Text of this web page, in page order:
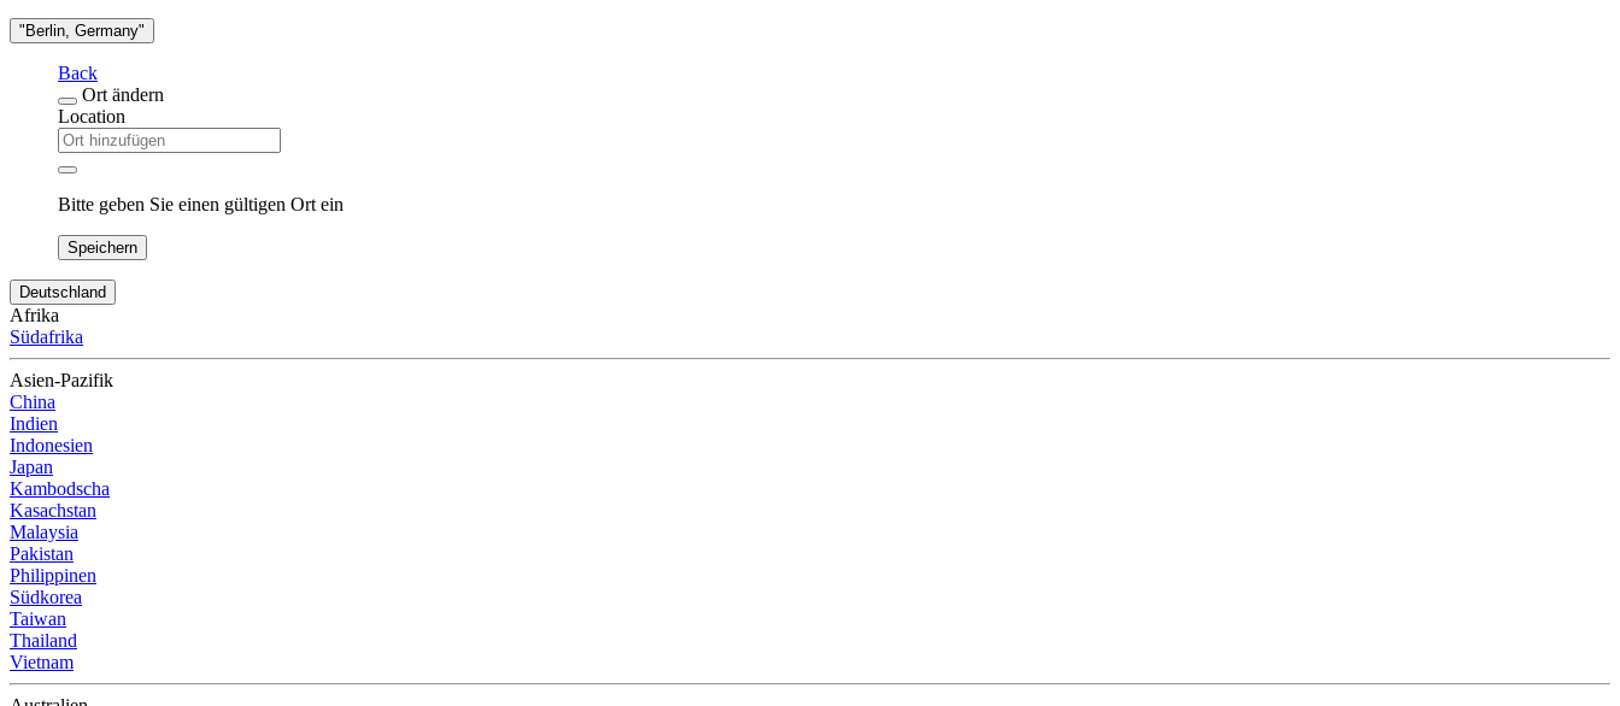
"Berlin, Germany"
Back
Ort ändern
Location
Bitte geben Sie einen gültigen Ort ein
Speichern
Deutschland
Afrika
Südafrika
Asien-Pazifik
China
Indien
Indonesien
Japan
Kambodscha
Kasachstan
Malaysia
Pakistan
Philippinen
Südkorea
Taiwan
Thailand
Vietnam